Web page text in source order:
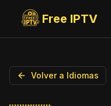
Free IPTV
Volver a Idiomas